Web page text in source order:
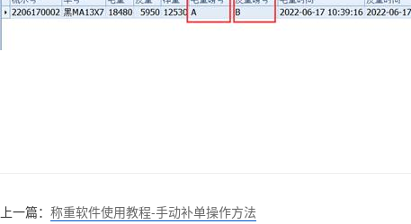
上一篇： 称重软件使用教程-手动补单操作方法